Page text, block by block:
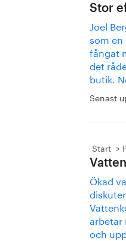
Stor
Joel
som
fångat
det
butik.
Senast
Start
Ökad
arbetar
och